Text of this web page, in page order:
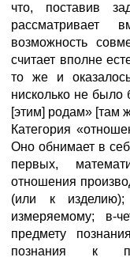
что, поставив
возможность
считает вполне
то же и
нисколько не было
[этим] родам» [там
Категория
Оно обнимает в
первых,
отношения
(или к
измеряемому; в-
предмету
познания к